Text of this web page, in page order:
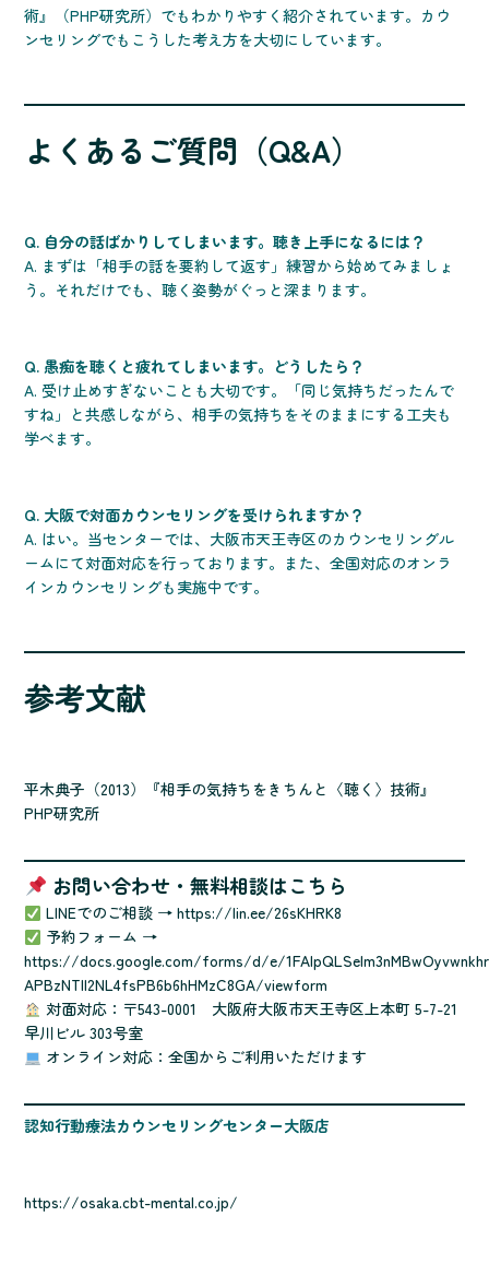
術』（PHP研究所）でもわかりやすく紹介されています。カウ
ンセリングでもこうした考え方を大切にしています。
よくあるご質問（Q&A）
Q. 自分の話ばかりしてしまいます。聴き上手になるには？
A. まずは「相手の話を要約して返す」練習から始めてみましょ
う。それだけでも、聴く姿勢がぐっと深まります。
Q. 愚痴を聴くと疲れてしまいます。どうしたら？
A. 受け止めすぎないことも大切です。「同じ気持ちだったんで
すね」と共感しながら、相手の気持ちをそのままにする工夫も
学べます。
Q. 大阪で対面カウンセリングを受けられますか？
A. はい。当センターでは、大阪市天王寺区のカウンセリングル
ームにて対面対応を行っております。また、全国対応のオンラ
インカウンセリングも実施中です。
参考文献
平木典子（2013）『相手の気持ちをきちんと〈聴く〉技術』
PHP研究所
お問い合わせ・無料相談はこちら
LINEでのご相談 →https://lin.ee/26sKHRK8
予約フォーム →
https://docs.google.com/forms/d/e/
APBzNTll2NL4fsPB6b6hHMzC8GA/viewform
対面対応：〒543-0001 大阪府大阪市天王寺区上本町 5-7-21
早川ビル 303号室
オンライン対応：全国からご利用いただけます
認知行動療法カウンセリングセンター大阪店
https://osaka.cbt-mental.co.jp/